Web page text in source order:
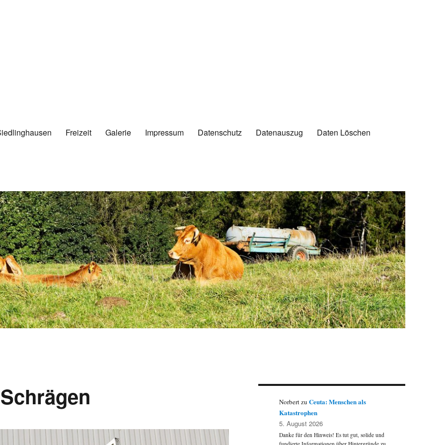
Freizeit Galerie Impressum Datenschutz Datenauszug
Daten Löschen
NorbertzuCeuta: Menschen als
Katastrophen
5. August 2026
Danke für den Hinweis! Es tut gut, solide und